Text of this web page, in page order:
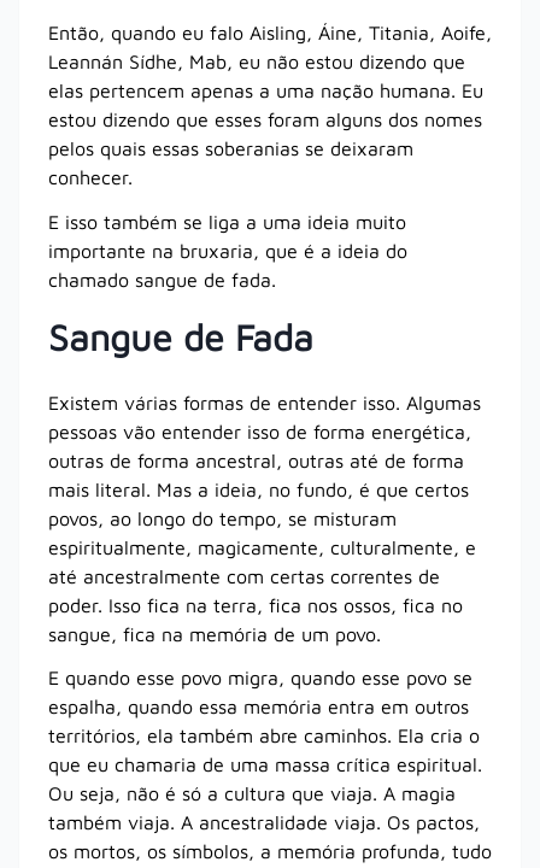
Então, quando eu falo Aisling, Áine, Titania, Aoife,
Leannán Sídhe, Mab, eu não estou dizendo que
elas pertencem apenas a uma nação humana. Eu
estou dizendo que esses foram alguns dos nomes
pelos quais essas soberanias se deixaram
conhecer.
E isso também se liga a uma ideia muito
importante na bruxaria, que é a ideia do
chamado sangue de fada.
Sangue de Fada
Existem várias formas de entender isso. Algumas
pessoas vão entender isso de forma energética,
outras de forma ancestral, outras até de forma
mais literal. Mas a ideia, no fundo, é que certos
povos, ao longo do tempo, se misturam
espiritualmente, magicamente, culturalmente, e
até ancestralmente com certas correntes de
poder. Isso fica na terra, fica nos ossos, fica no
sangue, fica na memória de um povo.
E quando esse povo migra, quando esse povo se
espalha, quando essa memória entra em outros
territórios, ela também abre caminhos. Ela cria o
que eu chamaria de uma massa crítica espiritual.
Ou seja, não é só a cultura que viaja. A magia
também viaja. A ancestralidade viaja. Os pactos,
os mortos, os símbolos, a memória profunda, tudo